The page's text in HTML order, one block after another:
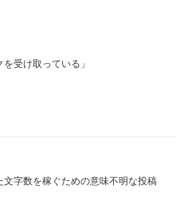
受け取っている」
字数を稼ぐための意味不明な投稿